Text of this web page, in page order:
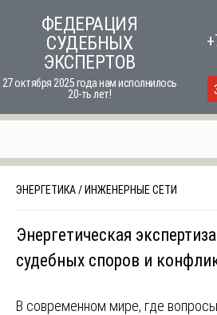
ФЕДЕРАЦИЯ
СУДЕБНЫХ
ЭКСПЕРТОВ
27 октября 2025 года нам исполнилось
20-ть лет!
ЭНЕРГЕТИКА/ ИНЖЕНЕРНЫЕ СЕТИ
Энергетическая
судебных споров и
В современном мире, где